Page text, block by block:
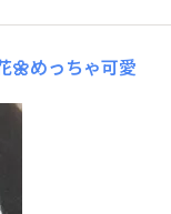
🌼めっちゃ可愛